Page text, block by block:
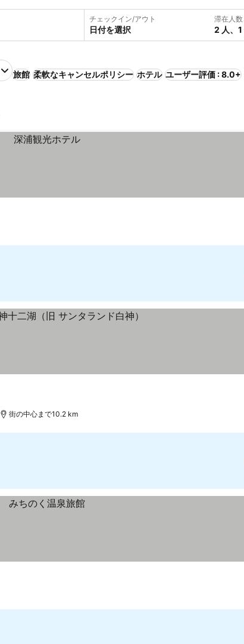
チェックイン/アウト
日付を選択
滞在人
2 人、1
旅館 柔軟なキャンセルポリシー ホテル ユーザー評価 : 8.0+
街の中心まで10.2 km